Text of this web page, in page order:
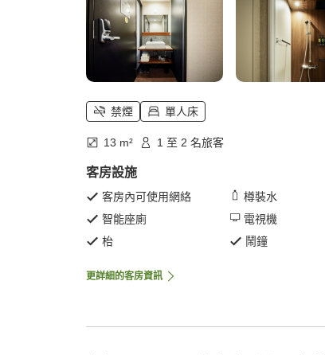
禁煙 單人床
13 m² 1 至 2 名旅客
客房設施
客房內可使用網絡
樽裝水
智能座廁
電視機
枱
鬧鐘
更詳細的客房資訊